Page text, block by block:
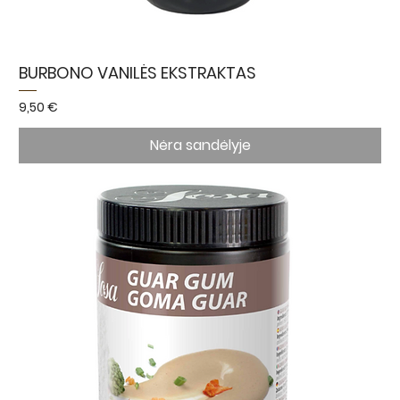
BURBONO VANILĖS EKSTRAKTAS
Kaina
9,50 €
Nėra sandėlyje